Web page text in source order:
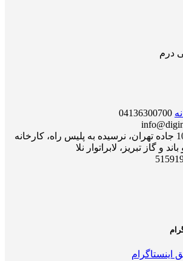
درم
تبریز، کیلومتر 10 جاده تهران، نرسیده به پلیس راه، کارخانه
و گاز تبریز، لابراتوار نلا